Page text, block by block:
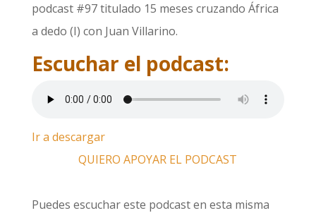
podcast #97 titulado 15 meses cruzando África
a dedo (I) con Juan Villarino.
Escuchar el podcast:
Ir a descargar
QUIERO APOYAR EL PODCAST
Puedes escuchar este podcast en esta misma